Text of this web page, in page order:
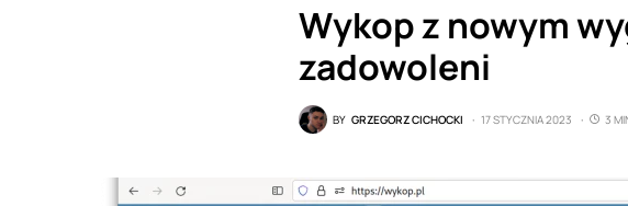
Wykop z nowym
zadowoleni
BY GRZEGORZ CICHOCKI 17 STYCZNIA 2023 3